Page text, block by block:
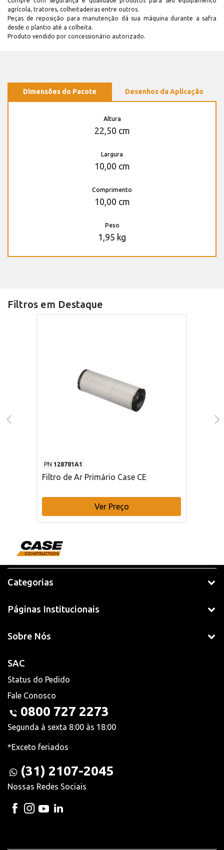
agrícola, tratores, colheitadeiras entre outros.
Peças de reposição para manutenção dá sua máquina durante a safra
desde o plantio até a colheita.
Produto vendido por concessionário autorizado.
Dimensões do Pacote Desenhos da Aplicação
Altura
22,50 cm
Largura
10,00 cm
Comprimento
10,00 cm
Peso
1,95 kg
Filtros em Destaque
PN 128781A1
Filtro de Ar Primário Case CE
Ver Preço
Categorias
Páginas Institucionais
Sobre Nós
SAC
Status do Pedido
Fale Conosco
0800 727 2273
Segunda à sexta 8:00 às 18:00
*Exceto feriados
(31) 2107-2045
Nossas Redes Sociais